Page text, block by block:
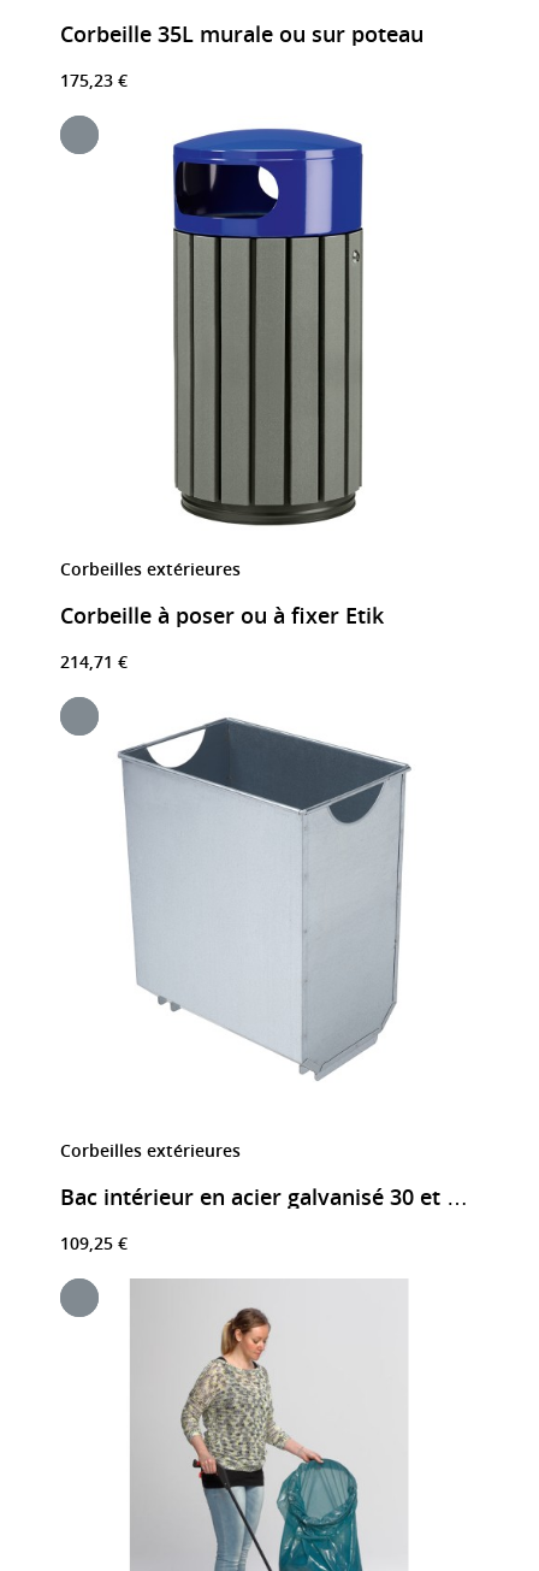
Corbeille 35L murale ou sur poteau
175,23 €
Corbeilles extérieures
Corbeille à poser ou à fixer Etik
214,71 €
Corbeilles extérieures
Bac intérieur en acier galvanisé 30 et 60 litres
109,25 €